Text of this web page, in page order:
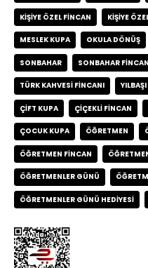
KIŞIYE ÖZEL FINCAN KIŞIYE
MESLEK KUPA OKULA DÖNÜŞ
SONBAHAR SONBAHAR FINCAN
TÜRK KAHVESI FINCANI YILBAŞI
ÇIFT KUPA ÇIÇEKLI FINCAN
ÇOCUK KUPA ÖĞRETMEN
ÖĞRETMEN FINCAN
ÖĞRETMENLER GÜNÜ
ÖĞRETMENLER GÜNÜ HEDIYESI